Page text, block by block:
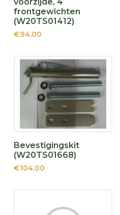
frontgewichten
(W20TS01412)
€94,00
Bevestigingskit
(W20TS01668)
€104,00